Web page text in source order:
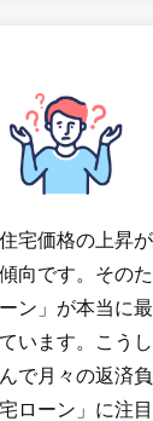
宅価格の上昇が
向です。その
ン」が本当に
います。こう
で月々の返済
ローン」に注